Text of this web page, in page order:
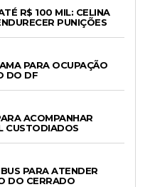
R$ 100 MIL: CELINA
PUNIÇÕES
PARA OCUPAÇÃO
DO DF
ACOMPANHAR
CUSTODIADOS
PARA ATENDER
DO CERRADO